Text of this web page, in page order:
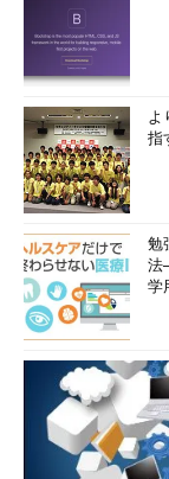
よ
指
勉
法
学